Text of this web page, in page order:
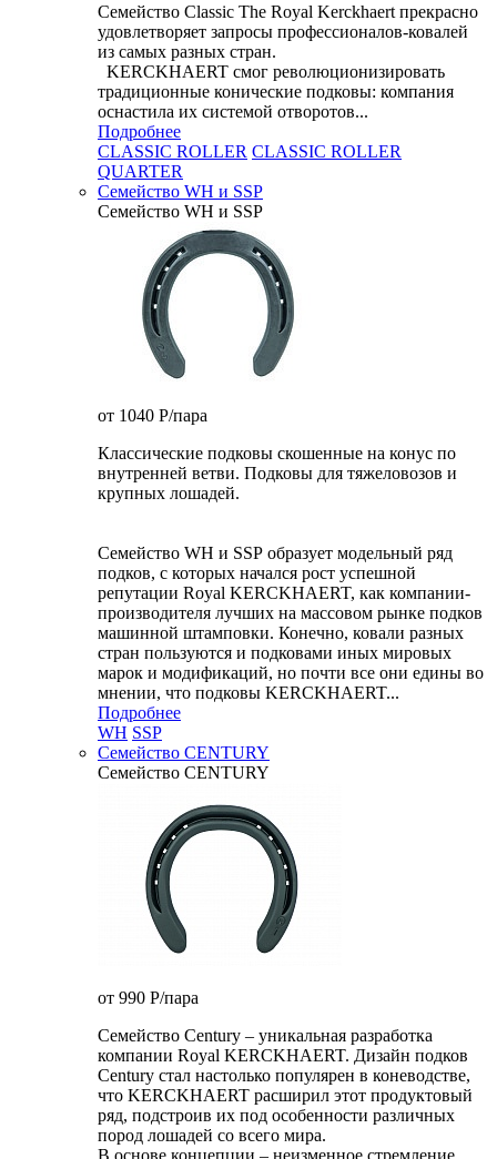
Семейство Classic The Royal Kerckhaert прекрасно
удовлетворяет запросы профессионалов-ковалей
из самых разных стран.
KERCKHAERT смог революционизировать
традиционные конические подковы: компания
оснастила их системой отворотов...
Подробнее
CLASSIC ROLLER CLASSIC ROLLER
QUARTER
Семейство WH и SSP
Семейство WH и SSP
от 1040 P/пара
Классические подковы скошенные на конус по
внутренней ветви. Подковы для тяжеловозов и
крупных лошадей.
Семейство WH и SSP образует модельный ряд
подков, с которых начался рост успешной
репутации Royal KERCKHAERT, как компании-
производителя лучших на массовом рынке подков
машинной штамповки. Конечно, ковали разных
стран пользуются и подковами иных мировых
марок и модификаций, но почти все они едины во
мнении, что подковы KERCKHAERT...
Подробнее
WH SSP
Семейство CENTURY
Семейство CENTURY
от 990 P/пара
Семейство Century – уникальная разработка
компании Royal KERCKHAERT. Дизайн подков
Century стал настолько популярен в коневодстве,
что KERCKHAERT расширил этот продуктовый
ряд, подстроив их под особенности различных
пород лошадей со всего мира.
В основе концепции – неизменное стремление